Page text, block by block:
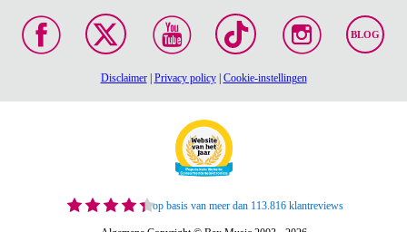
Geschreven tekens:
Plaats je reactie
BLOG
Disclaimer| Privacy policy| Cookie-instellingen
op basis van meer dan 113.816 klantreviews